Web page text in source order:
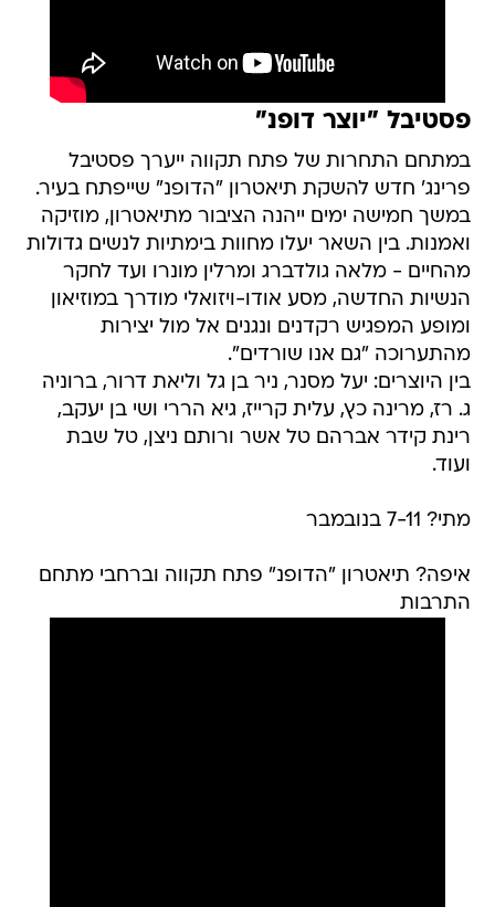
פסטיבל "יוצר דופנ"
במתחם התחרות של פתח תקווה ייערך פסטיבל
פרינג' חדש להשקת תיאטרון "הדופנ" שייפתח בעיר.
במשך חמישה ימים ייהנה הציבור מתיאטרון, מוזיקה
ואמנות. בין השאר יעלו מחוות בימתיות לנשים גדולות
מהחיים - מלאה גולדברג ומרלין מונרו ועד לחקר
הנשיות החדשה, מסע אודו-ויזואלי מודרך במוזיאון
ומופע המפגיש רקדנים ונגנים אל מול יצירות
מהתערוכה "גם אנו שורדים".
בין היוצרים: יעל מסנר, ניר בן גל וליאת דרור, ברוניה
ג. רז, מרינה כץ, עלית קרייז, גיא הררי ושי בן יעקב,
רינת קידר אברהם טל אשר ורותם ניצן, טל שבת
ועוד.
מתי? 7-11 בנובמבר
איפה? תיאטרון "הדופנ" פתח תקווה וברחבי מתחם
התרבות